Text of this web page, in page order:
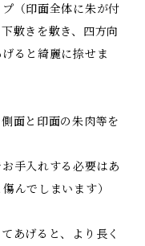
（印面全体に朱が付
敷きを敷き、四方向
ると綺麗に捺せま
面と印面の朱肉等を
手入れする必要はあ
んでしまいます）
あげると、より長く